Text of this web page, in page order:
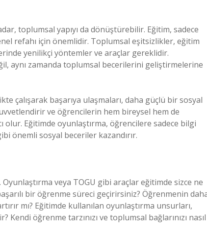
toplumsal yapıyı da dönüştürebilir. Eğitim, sadece
refahı için önemlidir. Toplumsal eşitsizlikler, eğitim
yenilikçi yöntemler ve araçlar gereklidir.
aynı zamanda toplumsal becerilerini geliştirmelerine
çalışarak başarıya ulaşmaları, daha güçlü bir sosyal
ve öğrencilerin hem bireysel hem de
olur. Eğitimde oyunlaştırma, öğrencilere sadece bilgi
önemli sosyal beceriler kazandırır.
veya TOGU gibi araçlar eğitimde sizce ne
bir öğrenme süreci geçirirsiniz? Öğrenmenin
mı? Eğitimde kullanılan oyunlaştırma unsurları,
öğrenme tarzınızı ve toplumsal bağlarınızı nasıl